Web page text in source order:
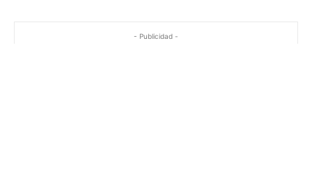
- Publicidad -